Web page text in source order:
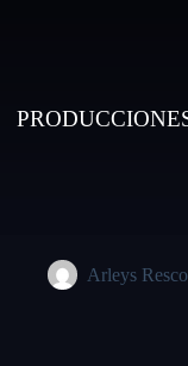
Arleys Resco